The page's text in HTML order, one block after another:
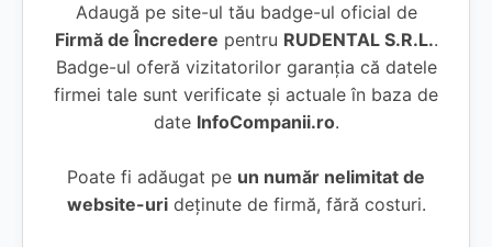
Adaugă pe site-ul tău badge-ul oficial de
Firmă de Încredere pentru RUDENTAL S.R.L..
Badge-ul oferă vizitatorilor garanția că datele
firmei tale sunt verificate și actuale în baza de
date InfoCompanii.ro.
Poate fi adăugat pe un număr nelimitat de
website-urideținute de firmă, fără costuri.